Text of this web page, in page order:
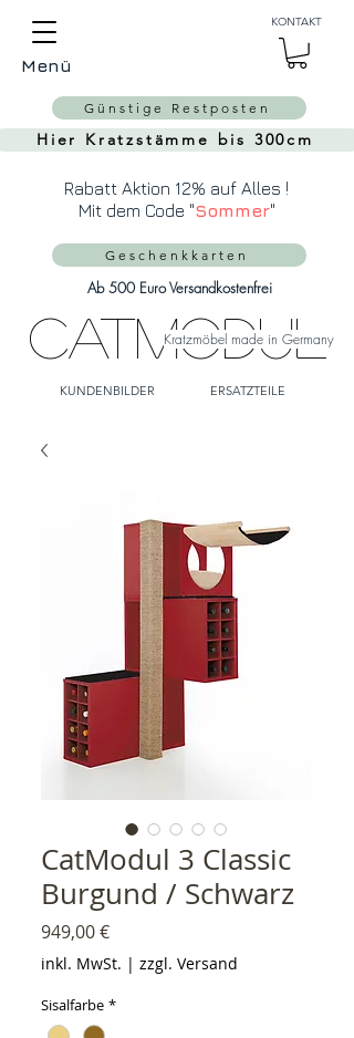
CatModul
Kratzmöbel made in Germany
Menü
KONTAKT
KUNDENBILDER ERSATZTEILE
Ab 500 Euro Versandkostenfrei
Hier Kratzstämme bis 300cm
Geschenkkarten
Günstige Restposten
Rabatt Aktion 12% auf Alles !
Mit dem Code "Sommer"
CatModul 3 Classic
Burgund / Schwarz
949,00 €Preis
inkl. MwSt. | zzgl. Versand
Sisalfarbe *